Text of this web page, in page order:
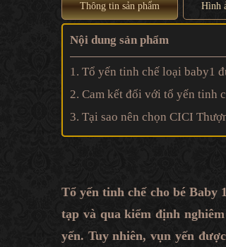
Thông tin sản phẩm Hình
Nội dung sản phẩm
1. Tổ yến tinh chế loại baby1
2. Cam kết đối với tổ yến tinh
3. Tại sao nên chọn CICI
Tổ yến tinh chế cho bé Baby
tạp và qua kiểm định
yến. Tuy nhiên, vụn yến